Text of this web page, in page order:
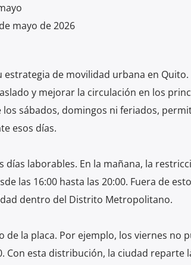
mayo de 2026
de movilidad urbana en Quito.
y mejorar la circulación en los
sábados, domingos ni feriados,
esos días.
laborables. En la mañana, la
las 16:00 hasta las 20:00. Fuera de
dentro del Distrito Metropolitano.
la placa. Por ejemplo, los viernes no
Con esta distribución, la ciudad reparte